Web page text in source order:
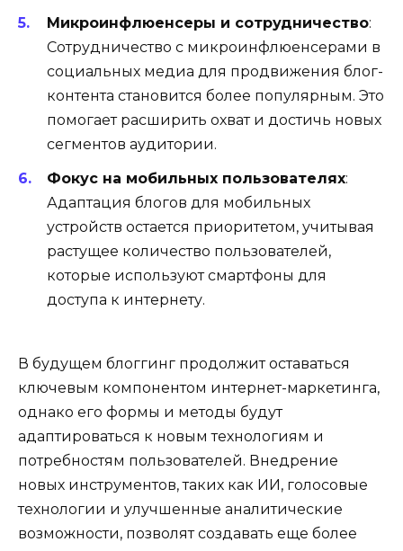
Микроинфлюенсеры и сотрудничество:
Сотрудничество с микроинфлюенсерами в
социальных медиа для продвижения блог-
контента становится более популярным. Это
помогает расширить охват и достичь новых
сегментов аудитории.
Фокус на мобильных пользователях:
Адаптация блогов для мобильных
устройств остается приоритетом, учитывая
растущее количество пользователей,
которые используют смартфоны для
доступа к интернету.
В будущем блоггинг продолжит оставаться
ключевым компонентом интернет-маркетинга,
однако его формы и методы будут
адаптироваться к новым технологиям и
потребностям пользователей. Внедрение
новых инструментов, таких как ИИ, голосовые
технологии и улучшенные аналитические
возможности, позволят создавать еще более